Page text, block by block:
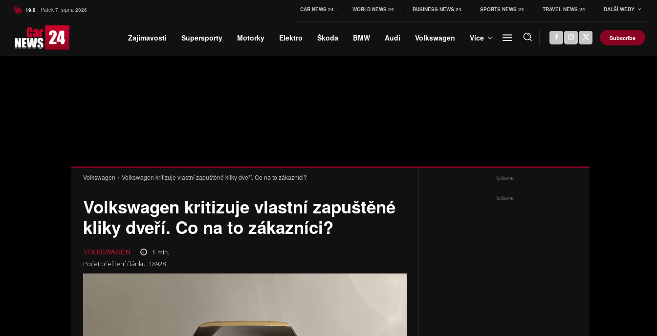
19.8 C Czech
Pátek 7. srpna 2026 CAR NEWS 24 WORLD NEWS 24 BUSINESS NEWS 24 SPORTS NEWS 24 TRAVEL NEWS 24 DALŠÍ WEBY
Zajímavosti Supersporty Motorky Elektro Škoda BMW Audi Volkswagen Více Subscribe
Volkswagen Volkswagen kritizuje vlastní zapuštěné kliky dveří. Co na to zákazníci?
Volkswagen kritizuje vlastní zapuštěné
kliky dveří. Co na to zákazníci?
VOLKSWAGEN 1 min.
Počet přečtení článku: 18928
Reklama
Reklama